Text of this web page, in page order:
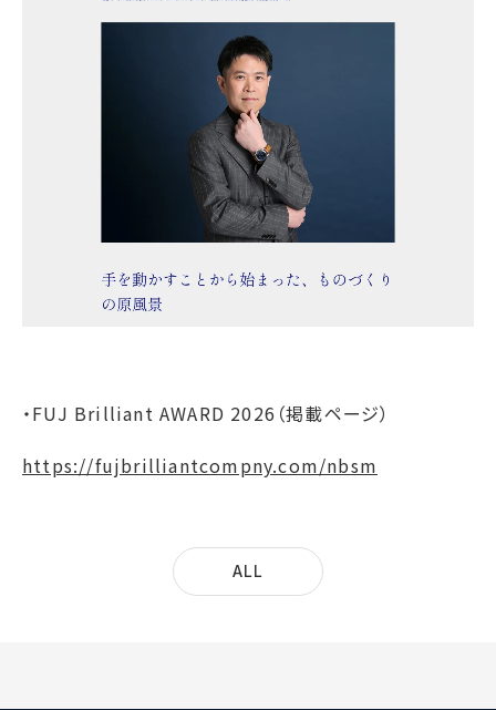
・FUJ Brilliant AWARD 2026（掲載ページ）
https://fujbrilliantcompny.com/nbsm
ALL